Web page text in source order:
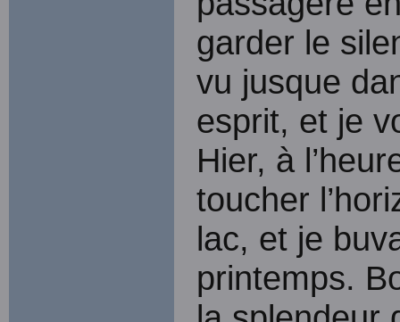
garder le
vu jusque
esprit, et je
Hier, à
toucher
lac, et je
printemps.